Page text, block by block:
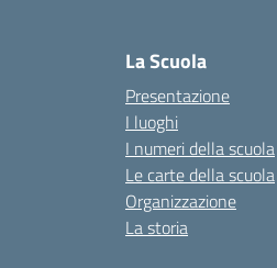
La Scuola
Presentazione
I luoghi
I numeri della scuola
Le carte della scuola
Organizzazione
La storia